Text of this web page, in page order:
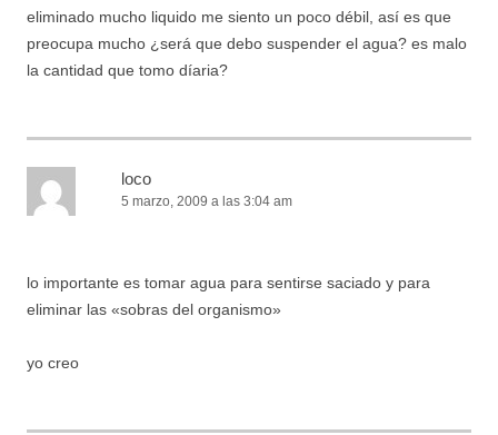
eliminado mucho liquido me siento un poco débil, así es que
preocupa mucho ¿será que debo suspender el agua? es malo
la cantidad que tomo díaria?
loco
5 marzo, 2009 a las 3:04 am
lo importante es tomar agua para sentirse saciado y para
eliminar las «sobras del organismo»
yo creo